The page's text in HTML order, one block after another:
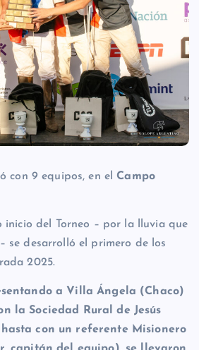
con 9 equipos, en elCampo
inicio del Torneo – por la lluvia que
se desarrolló el primero de los
2025.
a Villa Ángela (Chaco)
la Sociedad Rural de Jesús
con un referente Misionero